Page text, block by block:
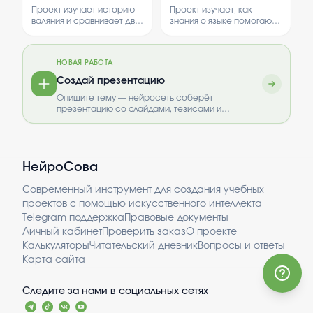
сухого валяния.
Проект изучает историю
валяния и сравнивает два
и сухое. В работе
особенности каждого
метода и их применение.
будущего
специалиста
Проект изучает, как
знания о языке помогают
умения, необходимые для
теоретические основы и
практические методы
применения лингвистики.
НОВАЯ РАБОТА
Создай презентацию
Опишите тему — нейросеть соберёт
презентацию со слайдами, тезисами и
НейроСова
Современный инструмент для создания учебных
проектов с помощью искусственного интеллекта
Telegram поддержка Правовые документы
Личный кабинетПроверить заказО проекте
КалькуляторыЧитательский дневникВопросы и ответы
Карта сайта
Следите за нами в социальных сетях